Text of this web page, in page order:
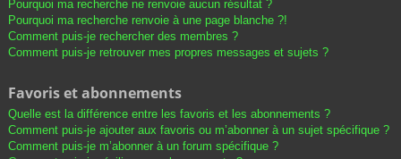
Pourquoi ma recherche ne renvoie aucun résultat ?
Pourquoi ma recherche renvoie à une page blanche ?!
Comment puis-je rechercher des membres ?
Comment puis-je retrouver mes propres messages et sujets ?
Favoris et abonnements
Quelle est la différence entre les favoris et les abonnements ?
Comment puis-je ajouter aux favoris ou m’abonner à un sujet spécifique ?
Comment puis-je m’abonner à un forum spécifique ?